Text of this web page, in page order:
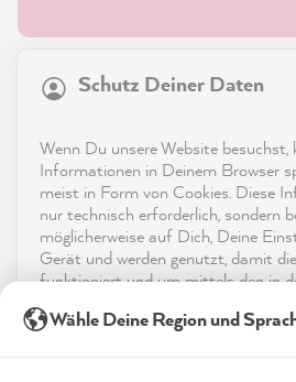
Service
Kontakt
Schutz Deiner Daten
Wenn Du unsere Website besuchst,
Informationen in Deinem Browser
meist in Form von Cookies. Diese
nur technisch erforderlich, sondern
möglicherweise auf Dich, Deine
Gerät und werden genutzt, damit
funktioniert und um mittels den in
der Webseite für deren Optimierung
21.821Bewertungen
Verifizierter Kunde
Die Fliesenfarbe ist top!
Wähle Deine Region und